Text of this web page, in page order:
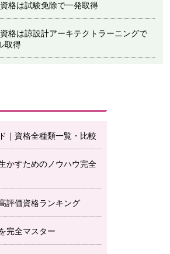
格は試験免除で一発取得
格は諒設計アーキテクトラーニングで
取得
｜資格全種類一覧・比較
かすためのノウハウ完全
評価資格ランキング
完全マスター